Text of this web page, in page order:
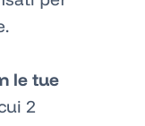
le tue
2